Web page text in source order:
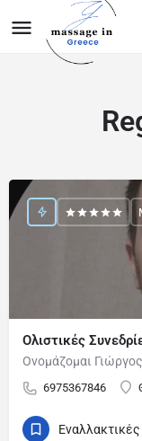
Ολιστικές
6975367846